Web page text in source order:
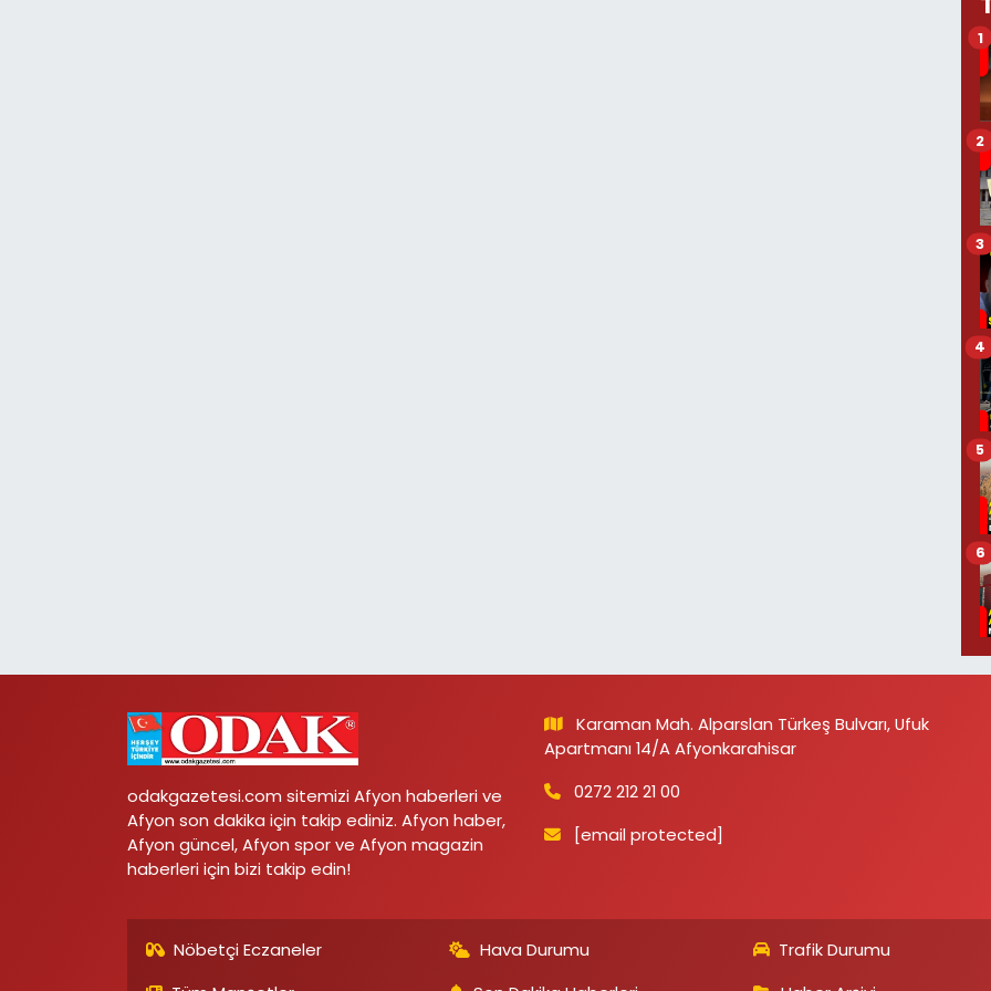
1
2
3
4
5
6
odakgazetesi.com sitemizi Afyon haberleri ve
Afyon son dakika için takip ediniz. Afyon haber,
Afyon güncel, Afyon spor ve Afyon magazin
haberleri için bizi takip edin!
Karaman Mah. Alparslan Türkeş Bulvarı, Ufuk
Apartmanı 14/A Afyonkarahisar
0272 212 21 00
[email protected]
Nöbetçi Eczaneler Hava Durumu Trafik Durumu